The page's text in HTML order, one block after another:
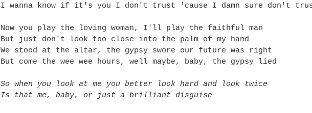
I wanna know if it's you I don't trust 'cause I damn sure don't
Now you play the loving woman, I'll play the faithful man
But just don't look too close into the palm of my hand
We stood at the altar, the gypsy swore our future was right
But come the wee wee hours, well maybe, baby, the gypsy lied
So when you look at me you better look hard and look twice
Is that me, baby, or just a brilliant disguise